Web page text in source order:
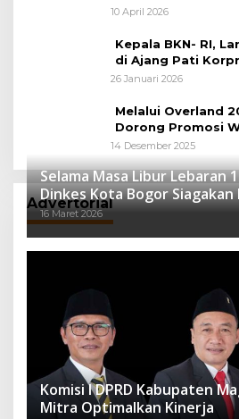
Peluang
10 April 2026
Kepala BKN- RI,
di Ajang Pati
26 Januari 2026
Melalui Overland
Dorong Promosi
Pelestarian Alam
14 Desember 2025
Advertorial
Selama Masa Libur Lebaran
Dinkes Kota Bogor Siagakan
Kesehatan
16 Maret 2026
Komisi I DPRD Kabupaten
Mitra Optimalkan Kinerja